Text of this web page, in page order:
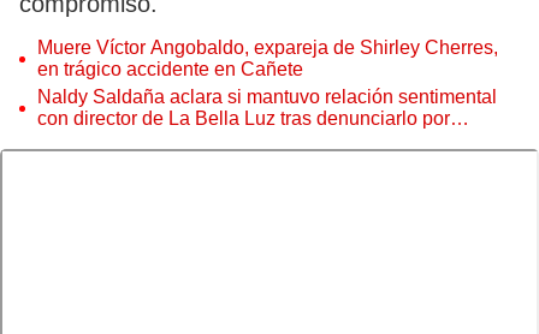
Muere Víctor Angobaldo, expareja de Shirley Cherres,
en trágico accidente en Cañete
Naldy Saldaña aclara si mantuvo relación sentimental
con director de La Bella Luz tras denunciarlo por